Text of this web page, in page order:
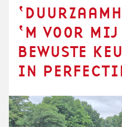
O
N
‘M VOOR
BEWUSTE
IN